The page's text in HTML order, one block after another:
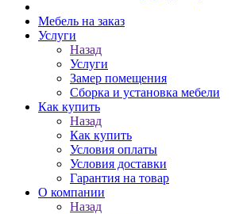
Мебель на заказ
Услуги
Назад
Услуги
Замер помещения
Сборка и установка мебели
Как купить
Назад
Как купить
Условия оплаты
Условия доставки
Гарантия на товар
О компании
Назад